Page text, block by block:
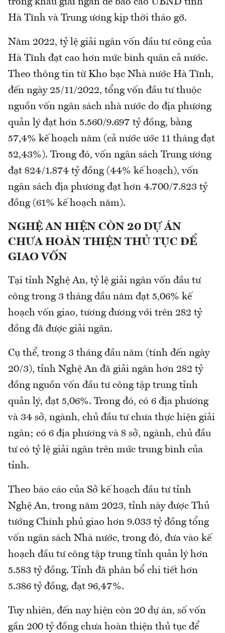
trong khâu giải ngân để báo cáo UBND tỉnh
Hà Tĩnh và Trung ương kịp thời tháo gỡ.
Năm 2022, tỷ lệ giải ngân vốn đầu tư công của
Hà Tĩnh đạt cao hơn mức bình quân cả nước.
Theo thông tin từ Kho bạc Nhà nước Hà Tĩnh,
đến ngày 25/11/2022, tổng vốn đầu tư thuộc
nguồn vốn ngân sách nhà nước do địa phương
quản lý đạt hơn 5.560/9.697 tỷ đồng, bằng
57,4% kế hoạch năm (cả nước ước 11 tháng đạt
52,43%). Trong đó, vốn ngân sách Trung ương
đạt 824/1.874 tỷ đồng (44% kế hoạch), vốn
ngân sách địa phương đạt hơn 4.700/7.823 tỷ
đồng (61% kế hoạch năm).
NGHỆ AN HIỆN CÒN 20 DỰ ÁN
CHƯA HOÀN THIỆN THỦ TỤC ĐỂ
GIAO VỐN
Tại tỉnh Nghệ An, tỷ lệ giải ngân vốn đầu tư
công trong 3 tháng đầu năm đạt 5,06% kế
hoạch vốn giao, tương đương với trên 282 tỷ
đồng đã được giải ngân.
Cụ thể, trong 3 tháng đầu năm (tính đến ngày
20/3), tỉnh Nghệ An đã giải ngân hơn 282 tỷ
đồng nguồn vốn đầu tư công tập trung tỉnh
quản lý, đạt 5,06%. Trong đó, có 6 địa phương
và 34 sở, ngành, chủ đầu tư chưa thực hiện giải
ngân; có 6 địa phương và 8 sở, ngành, chủ đầu
tư có tỷ lệ giải ngân trên mức trung bình của
tỉnh.
Theo báo cáo của Sở kế hoạch đầu tư tỉnh
Nghệ An, trong năm 2023, tỉnh này được Thủ
tướng Chính phủ giao hơn 9.033 tỷ đồng tổng
vốn ngân sách Nhà nước, trong đó, đưa vào kế
hoạch đầu tư công tập trung tỉnh quản lý hơn
5.583 tỷ đồng. Tỉnh đã phân bổ chi tiết hơn
5.386 tỷ đồng, đạt 96,47%.
Tuy nhiên, đến nay hiện còn 20 dự án, số vốn
gần 200 tỷ đồng chưa hoàn thiện thủ tục để